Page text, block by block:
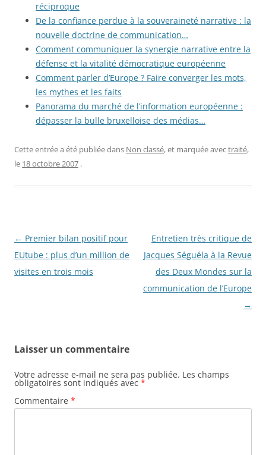
réciproque
De la confiance perdue à la souveraineté narrative : la
nouvelle doctrine de communication…
Comment communiquer la synergie narrative entre la
défense et la vitalité démocratique européenne
Comment parler d’Europe ? Faire converger les mots,
les mythes et les faits
Panorama du marché de l’information européenne :
dépasser la bulle bruxelloise des médias…
Cette entrée a été publiée dans Non classé, et marquée avectraité,
le 18 octobre 2007 .
Navigation
des
articles
← Premier bilan positif pour
EUtube : plus d’un million de
visites en trois mois
Entretien très critique de
Jacques Séguéla à la Revue
des Deux Mondes sur la
communication de l’Europe
→
Laisser un commentaire
Votre adresse e-mail ne sera pas publiée. Les champs
obligatoires sont indiqués avec *
Commentaire *